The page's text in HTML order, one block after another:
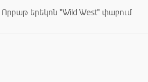
Որբաթ երեկոն "Wild West" փաբում